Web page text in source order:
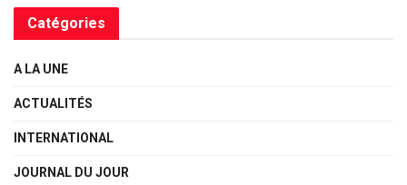
Catégories
A LA UNE
ACTUALITÉS
INTERNATIONAL
JOURNAL DU JOUR